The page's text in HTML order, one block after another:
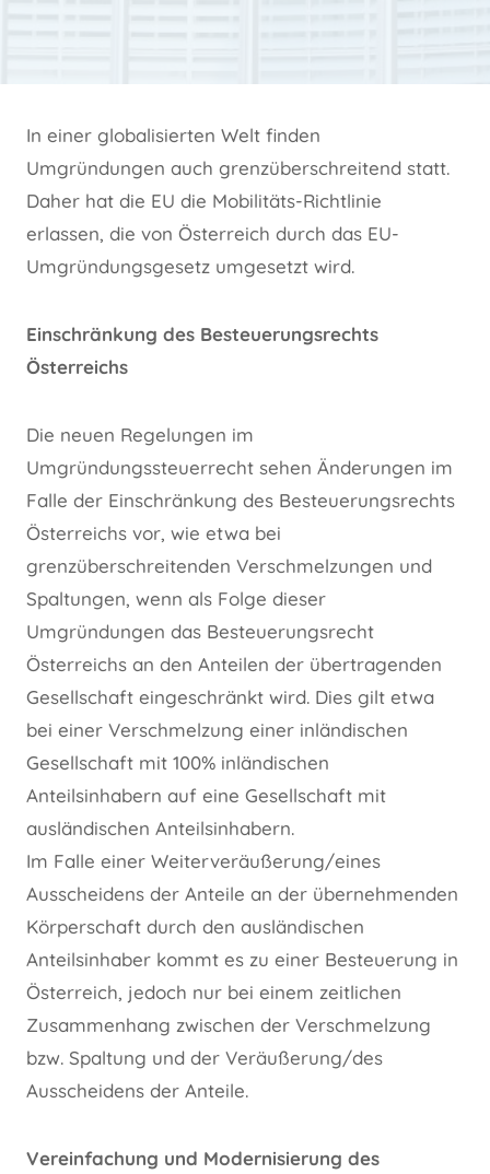
In einer globalisierten Welt finden
Umgründungen auch grenzüberschreitend statt.
Daher hat die EU die Mobilitäts-Richtlinie
erlassen, die von Österreich durch das EU-
Umgründungsgesetz umgesetzt wird.
Einschränkung des Besteuerungsrechts
Österreichs
Die neuen Regelungen im
Umgründungssteuerrecht sehen Änderungen im
Falle der Einschränkung des Besteuerungsrechts
Österreichs vor, wie etwa bei
grenzüberschreitenden Verschmelzungen und
Spaltungen, wenn als Folge dieser
Umgründungen das Besteuerungsrecht
Österreichs an den Anteilen der übertragenden
Gesellschaft eingeschränkt wird. Dies gilt etwa
bei einer Verschmelzung einer inländischen
Gesellschaft mit 100% inländischen
Anteilsinhabern auf eine Gesellschaft mit
ausländischen Anteilsinhabern.
Im Falle einer Weiterveräußerung/eines
Ausscheidens der Anteile an der übernehmenden
Körperschaft durch den ausländischen
Anteilsinhaber kommt es zu einer Besteuerung in
Österreich, jedoch nur bei einem zeitlichen
Zusammenhang zwischen der Verschmelzung
bzw. Spaltung und der Veräußerung/des
Ausscheidens der Anteile.
Vereinfachung und Modernisierung des